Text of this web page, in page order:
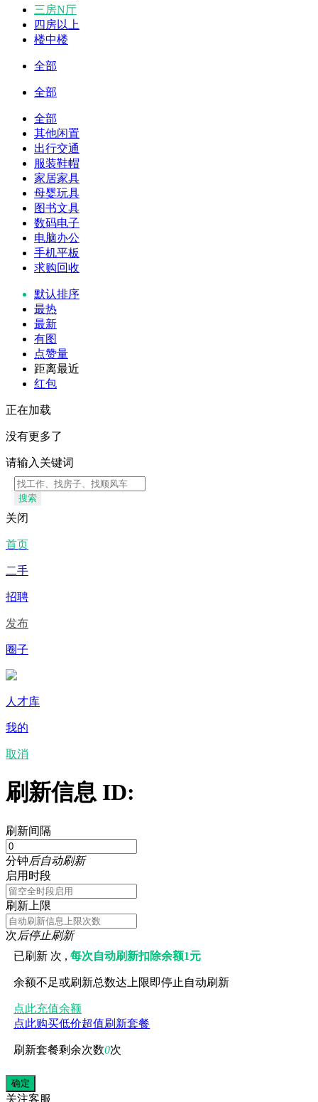
三房N厅
四房以上
楼中楼
全部
全部
全部
其他闲置
出行交通
服装鞋帽
家居家具
母婴玩具
图书文具
数码电子
电脑办公
手机平板
求购回收
默认排序
最热
最新
有图
点赞量
距离最近
红包
正在加载
没有更多了
请输入关键词
搜索
关闭
首页
二手
招聘
发布
圈子
人才库
我的
取消
刷新信息 ID:
刷新间隔
分钟后自动刷新
启用时段
刷新上限
次后停止刷新
已刷新 次 ,每次自动刷新扣除余额1元
余额不足或刷新总数达上限即停止自动刷新
点此充值余额
点此购买低价超值刷新套餐
刷新套餐剩余次数0次
关注客服